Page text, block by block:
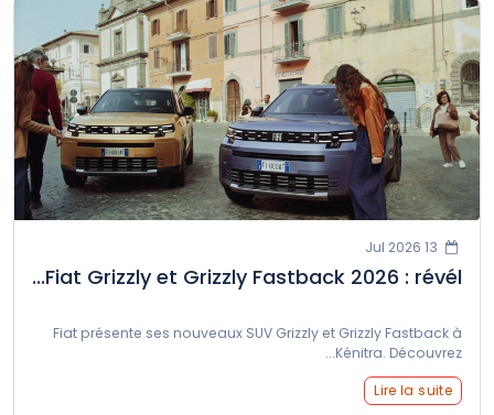
13 Jul 2026
Fiat Grizzly et Grizzly Fastback 2026 : révél...
Fiat présente ses nouveaux SUV Grizzly et Grizzly Fastback à
Kénitra. Découvrez...
Lire la suite